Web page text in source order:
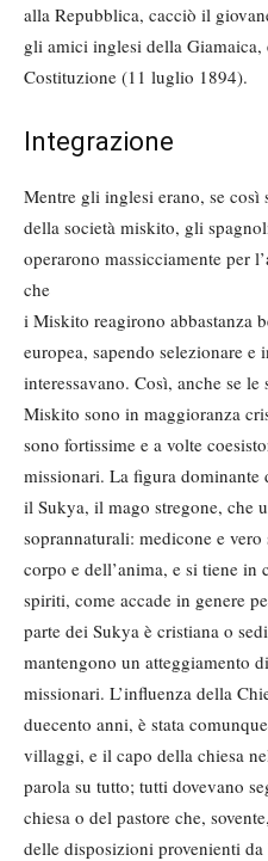
alla Repubblica, cacciò il
gli amici inglesi della Giamaica,
Costituzione (11 luglio 1894).
Integrazione
Mentre gli inglesi erano, se
della società miskito, gli
operarono massicciamente per
che
i Miskito reagirono abbastanza
europea, sapendo selezionare
interessavano. Così, anche se
Miskito sono in maggioranza
sono fortissime e a volte
missionari. La figura
il Sukya, il mago stregone, che
soprannaturali: medicone e
corpo e dell’anima, e si tiene
spiriti, come accade in genere
parte dei Sukya è cristiana o
mantengono un atteggiamento
missionari. L’influenza della
duecento anni, è stata
villaggi, e il capo della chiesa
parola su tutto; tutti dovevano
chiesa o del pastore che,
delle disposizioni provenienti da